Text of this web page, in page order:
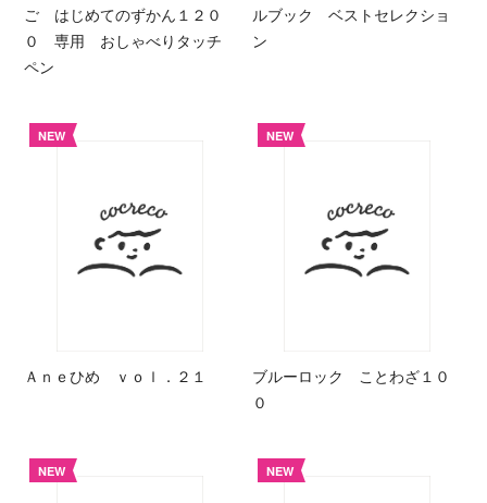
ご はじめてのずかん１２０
０ 専用 おしゃべりタッチ
ペン
ルブック ベストセレクショ
ン
NEW
Ａｎｅひめ ｖｏｌ．２１
NEW
ブルーロック ことわざ１０
０
NEW NEW